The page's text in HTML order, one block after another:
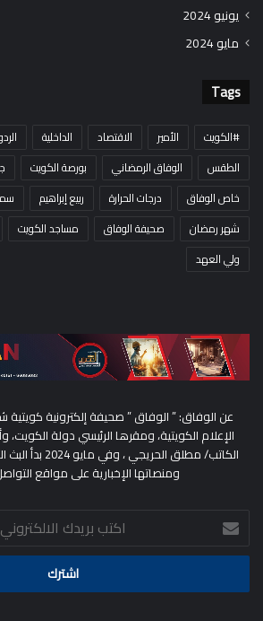
يونيو 2024
مايو 2024
Tags
#الكويت الأمير الاقتصاد الداخلية
الطقس
الوفاق الرمضاني بورصة الكويت
خاص الوفاق
درجات الحرارة ربيع إبراهيم
شهر رمضان
صحيفة الوفاق مساجد الكويت
ولي العهد
عن الوفاق: ” الوفاق ” صحيفة إلكترونية
الإعلام الكويتية، ومقرها الرئيسي دولة
الكاتب/ مطلق
ومنصاتها الإخبارية على مواقع
اكتب
بريدك
الالكتروني